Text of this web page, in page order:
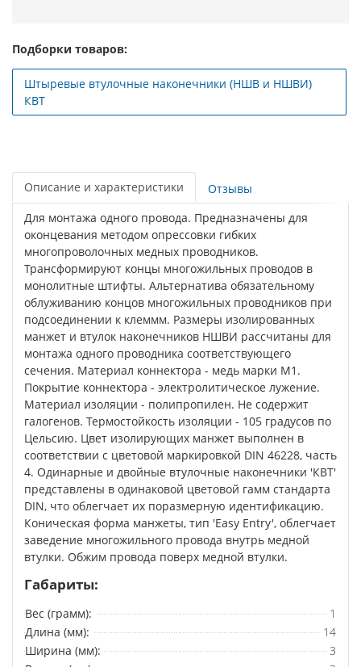
Подборки товаров:
Штыревые втулочные наконечники (НШВ и НШВИ)
КВТ
Описание и характеристики
Отзывы
Для монтажа одного провода. Предназначены для
оконцевания методом опрессовки гибких
многопроволочных медных проводников.
Трансформируют концы многожильных проводов в
монолитные штифты. Альтернатива обязательному
облуживанию концов многожильных проводников при
подсоединении к клеммм. Размеры изолированных
манжет и втулок наконечников НШВИ рассчитаны для
монтажа одного проводника соответствующего
сечения. Материал коннектора - медь марки М1.
Покрытие коннектора - электролитическое лужение.
Материал изоляции - полипропилен. Не содержит
галогенов. Термостойкость изоляции - 105 градусов по
Цельсию. Цвет изолирующих манжет выполнен в
соответствии с цветовой маркировкой DIN 46228, часть
4. Одинарные и двойные втулочные наконечники 'КВТ'
представлены в одинаковой цветовой гамм стандарта
DIN, что облегчает их поразмерную идентификацию.
Коническая форма манжеты, тип 'Easy Entry', облегчает
заведение многожильного провода внутрь медной
втулки. Обжим провода поверх медной втулки.
Габариты:
Вес (грамм):
1
Длина (мм):
14
Ширина (мм):
3